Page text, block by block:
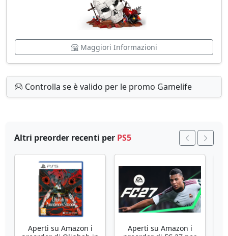
Maggiori Informazioni
Controlla se è valido per le promo Gamelife
Altri preorder recenti per PS5
Aperti su Amazon i
Aperti su Amazon i